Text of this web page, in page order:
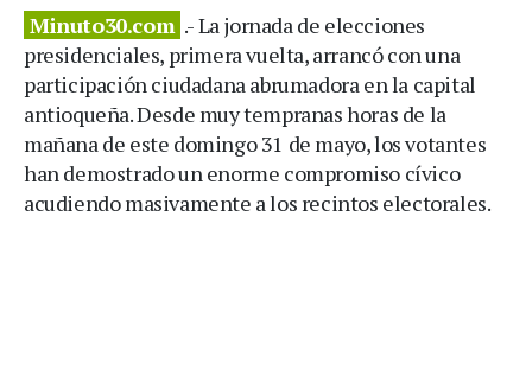
Minuto30.com .- La jornada de elecciones
presidenciales, primera vuelta, arrancó con una
participación ciudadana abrumadora en la capital
antioqueña. Desde muy tempranas horas de la
mañana de este domingo 31 de mayo, los votantes
han demostrado un enorme compromiso cívico
acudiendo masivamente a los recintos electorales.